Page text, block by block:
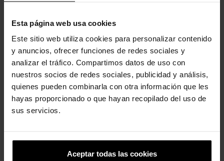
Esta página web usa cookies
Este sitio web utiliza cookies para personalizar contenido
y anuncios, ofrecer funciones de redes sociales y
analizar el tráfico. Compartimos datos de uso con
nuestros socios de redes sociales, publicidad y análisis,
quienes pueden combinarla con otra información que les
hayas proporcionado o que hayan recopilado del uso de
sus servicios.
Aceptar todas las cookies
54,99 € 43,99 € 74,99 € 59,99 €